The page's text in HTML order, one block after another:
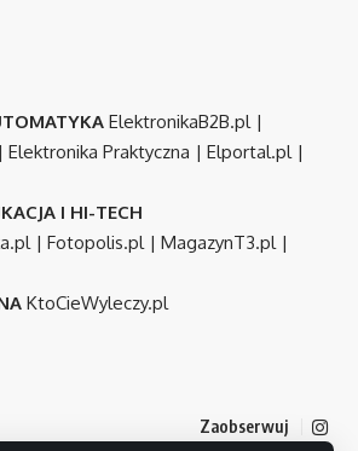
ElektronikaB2B.pl|
Elektronika Praktyczna | Elportal.pl|
I HI-TECH
| Fotopolis.pl| MagazynT3.pl|
KtoCieWyleczy.pl
Zaobserwuj